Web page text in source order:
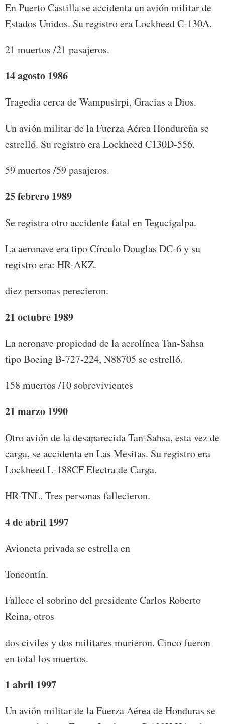
En Puerto Castilla se accidenta un avión militar de
Estados Unidos. Su registro era Lockheed C-130A.
21 muertos /21 pasajeros.
14 agosto 1986
Tragedia cerca de Wampusirpi, Gracias a Dios.
Un avión militar de la Fuerza Aérea Hondureña se
estrelló. Su registro era Lockheed C130D-556.
59 muertos /59 pasajeros.
25 febrero 1989
Se registra otro accidente fatal en Tegucigalpa.
La aeronave era tipo Círculo Douglas DC-6 y su
registro era: HR-AKZ.
diez personas perecieron.
21 octubre 1989
La aeronave propiedad de la aerolínea Tan-Sahsa
tipo Boeing B-727-224, N88705 se estrelló.
158 muertos /10 sobrevivientes
21 marzo 1990
Otro avión de la desaparecida Tan-Sahsa, esta vez de
carga, se accidenta en Las Mesitas. Su registro era
Lockheed L-188CF Electra de Carga.
HR-TNL. Tres personas fallecieron.
4 de abril 1997
Avioneta privada se estrella en
Toncontín.
Fallece el sobrino del presidente Carlos Roberto
Reina, otros
dos civiles y dos militares murieron. Cinco fueron
en total los muertos.
1 abril 1997
Un avión militar de la Fuerza Aérea de Honduras se